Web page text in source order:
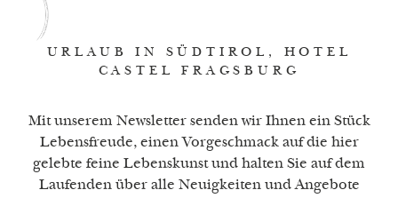
URLAUB IN SÜDTIROL, HOTEL
CASTEL FRAGSBURG
Mit unserem Newsletter senden wir Ihnen ein Stück
Lebensfreude, einen Vorgeschmack auf die hier
gelebte feine Lebenskunst und halten Sie auf dem
Laufenden über alle Neuigkeiten und Angebote